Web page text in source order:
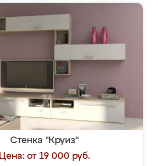
Стенка "Круиз"
Цена: от 19 000 руб.